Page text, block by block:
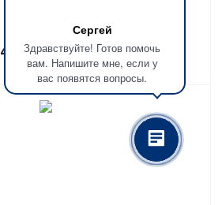
Сергей
Здравствуйте! Готов помочь
вам. Напишите мне, если у
вас появятся вопросы.
46 800руб./шт